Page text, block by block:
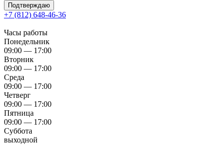
Подтверждаю
+7 (812) 648-46-36
Часы работы
Понедельник
09:00 — 17:00
Вторник
09:00 — 17:00
Среда
09:00 — 17:00
Четверг
09:00 — 17:00
Пятница
09:00 — 17:00
Суббота
выходной